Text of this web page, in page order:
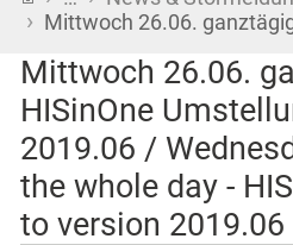
› Mittwoch 26.06.
Mittwoch 26.06.
HISinOne
2019.06 /
the whole day -
to version 2019.06